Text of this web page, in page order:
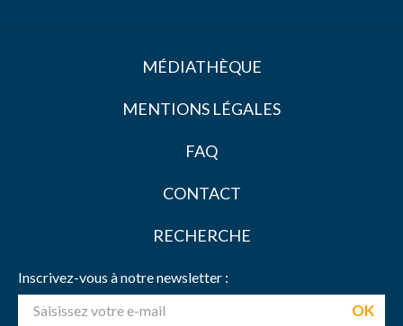
MÉDIATHÈQUE
MENTIONS LÉGALES
FAQ
CONTACT
RECHERCHE
Inscrivez-vous à notre newsletter :